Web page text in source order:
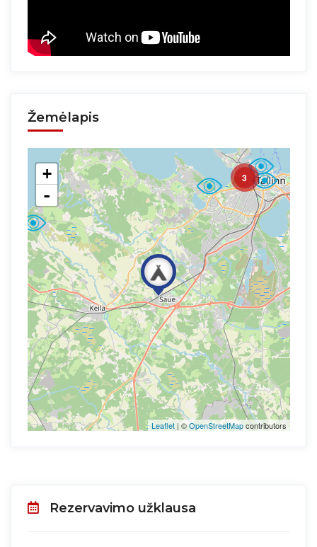
Žemėlapis
3
+
-
Leaflet| ©OpenStreetMapcontributors
Rezervavimo užklausa